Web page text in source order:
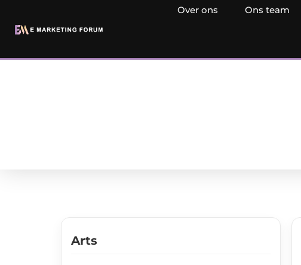
Over ons Ons team
Arts